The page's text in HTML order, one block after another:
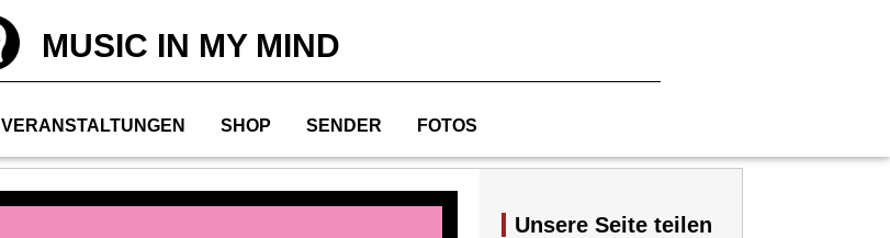
MUSIC IN MY MIND
VERANSTALTUNGEN SHOP SENDER FOTOS
Unsere Seite teilen